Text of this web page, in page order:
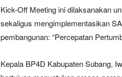
Kick-Off Meeting ini dilaksanakan
sekaligus mengimplementasikan
pembangunan: “Percepatan
Kepala BP4D Kabupaten Subang,